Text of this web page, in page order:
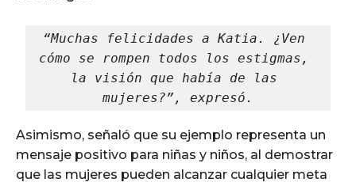
“Muchas felicidades a Katia. ¿Ven
cómo se rompen todos los estigmas,
la visión que había de las
mujeres?”, expresó.
Asimismo, señaló que su ejemplo representa un
mensaje positivo para niñas y niños, al demostrar
que las mujeres pueden alcanzar cualquier meta